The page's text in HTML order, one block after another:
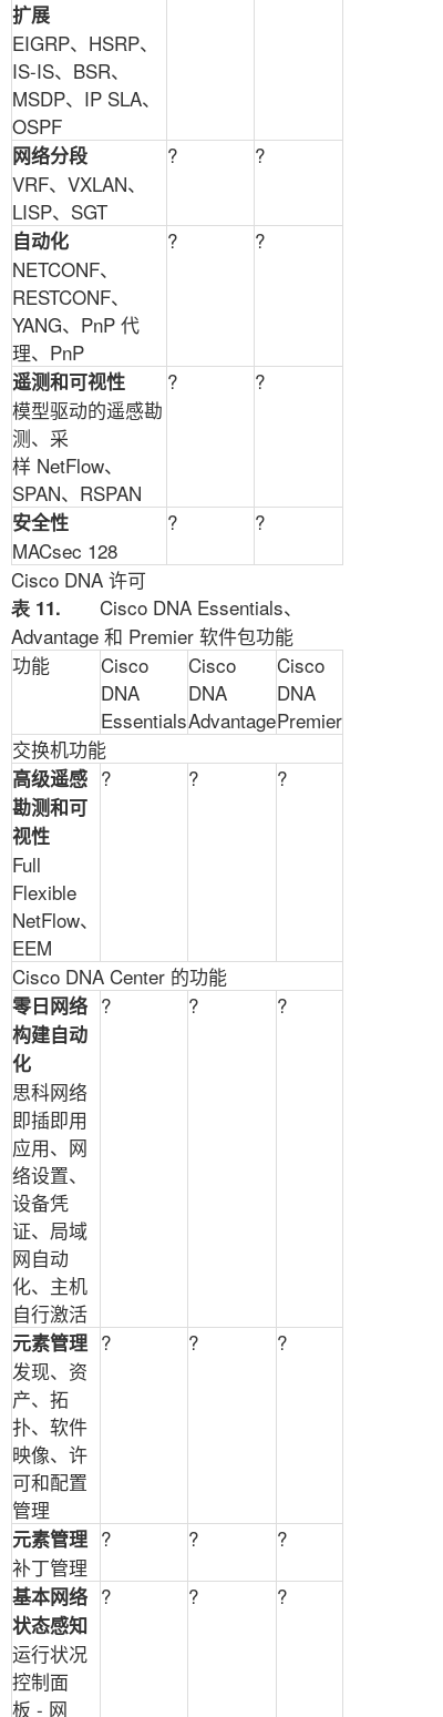
扩展
EIGRP、 HSRP、
IS-IS、 BSR、
MSDP、 IP SLA、
OSPF
网络分段
VRF、 VXLAN、
LISP、 SGT
? ?
自动化
NETCONF、
RESTCONF、
YANG、 PnP 代
理、 PnP
? ?
遥测和可视性
模型驱动的遥感勘
测、采
样 NetFlow、
SPAN、 RSPAN
? ?
安全性
MACsec 128
? ?
Cisco DNA 许可
表 11. Cisco DNA Essentials、
Advantage 和 Premier 软件包功能
功能
Cisco
DNA
Essentials
Cisco
DNA
Advantage
Cisco
DNA
Premier
交换机功能
高级遥感
勘测和可
视性
Full
Flexible
NetFlow、
EEM
? ? ?
Cisco DNA Center 的功能
零日网络
构建自动
化
思科网络
即插即用
应用、网
络设置、
设备凭
证、局域
网自动
化、主机
自行激活
? ? ?
元素管理
发现、资
产、拓
扑、软件
映像、许
可和配置
管理
? ? ?
元素管理
补丁管理
? ? ?
基本网络
状态感知
运行状况
控制面
板 - 网
? ? ?